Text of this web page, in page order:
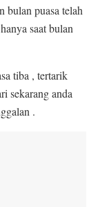
bulan puasa telah
saat bulan
tiba , tertarik
sekarang anda
.